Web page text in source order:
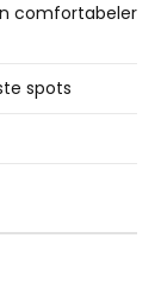
comfortabeler
spots